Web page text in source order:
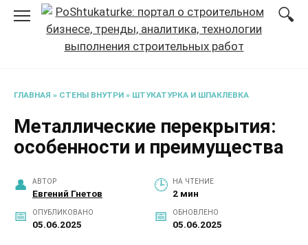
Перейти
содержанию
ГЛАВНАЯ » СТЕНЫ ВНУТРИ » ШТУКАТУРКА И ШПАКЛЕВКА
Металлические перекрытия:
особенности и преимущества
АВТОР
Евгений Гнетов
НА ЧТЕНИЕ
2 мин
ОПУБЛИКОВАНО
05.06.2025
ОБНОВЛЕНО
05.06.2025